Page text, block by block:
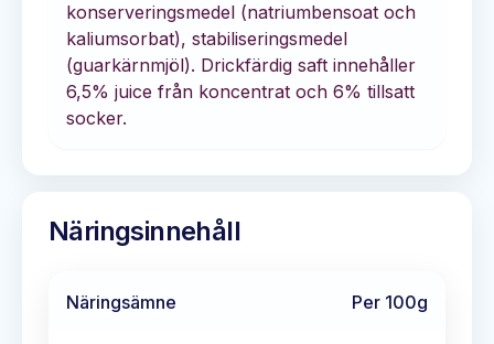
konserveringsmedel (natriumbensoat och
kaliumsorbat), stabiliseringsmedel
(guarkärnmjöl). Drickfärdig saft innehåller
6,5% juice från koncentrat och 6% tillsatt
socker.
Näringsinnehåll
Näringsämne Per 100g